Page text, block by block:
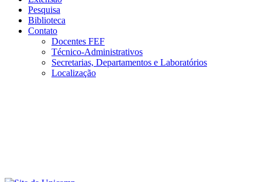
Pesquisa
Biblioteca
Contato
Docentes FEF
Técnico-Administrativos
Secretarias, Departamentos e Laboratórios
Localização